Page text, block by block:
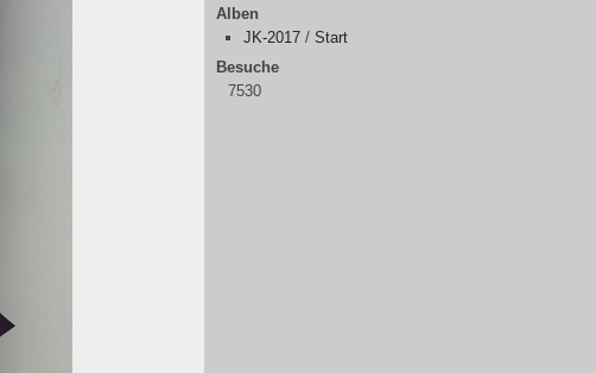
Alben
JK-2017 / Start
Besuche
7530